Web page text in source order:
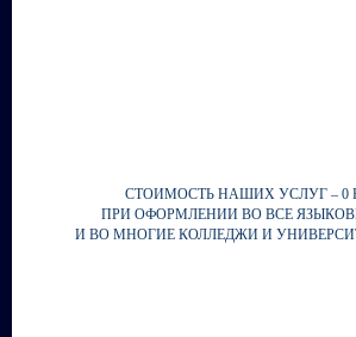
СТОИМОСТЬ НАШИХ УСЛУГ – 0
ПРИ ОФОРМЛЕНИИ ВО ВСЕ
И ВО МНОГИЕ КОЛЛЕДЖИ И